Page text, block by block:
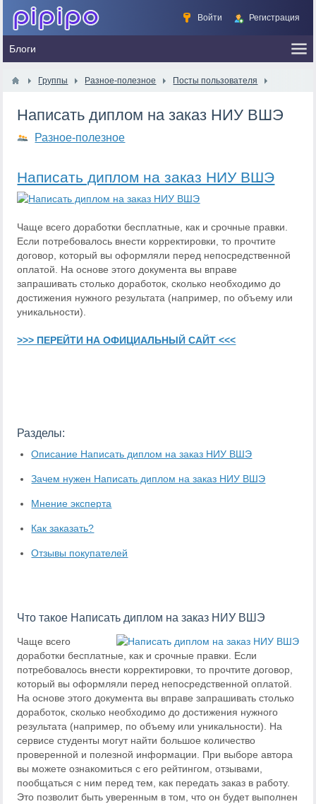
Войти Регистрация
Группы Разное-полезное Посты пользователя
Написать диплом на заказ НИУ ВШЭ
Разное-полезное
Написать диплом на заказ НИУ ВШЭ
Чаще всего доработки бесплатные, как и срочные правки.
Если потребовалось внести корректировки, то прочтите
договор, который вы оформляли перед непосредственной
оплатой. На основе этого документа вы вправе
запрашивать столько доработок, сколько необходимо до
достижения нужного результата (например, по объему или
уникальности).
>>> ПЕРЕЙТИ НА ОФИЦИАЛЬНЫЙ САЙТ <<<
Разделы:
Описание Написать диплом на заказ НИУ ВШЭ
Зачем нужен Написать диплом на заказ НИУ ВШЭ
Мнение эксперта
Как заказать?
Отзывы покупателей
Что такое Написать диплом на заказ НИУ ВШЭ
Чаще всего
доработки бесплатные, как и срочные правки. Если
потребовалось внести корректировки, то прочтите договор,
который вы оформляли перед непосредственной оплатой.
На основе этого документа вы вправе запрашивать столько
доработок, сколько необходимо до достижения нужного
результата (например, по объему или уникальности). На
сервисе студенты могут найти большое количество
проверенной и полезной информации. При выборе автора
вы можете ознакомиться с его рейтингом, отзывами,
пообщаться с ним перед тем, как передать заказ в работу.
Это позволит быть уверенным в том, что он будет выполнен